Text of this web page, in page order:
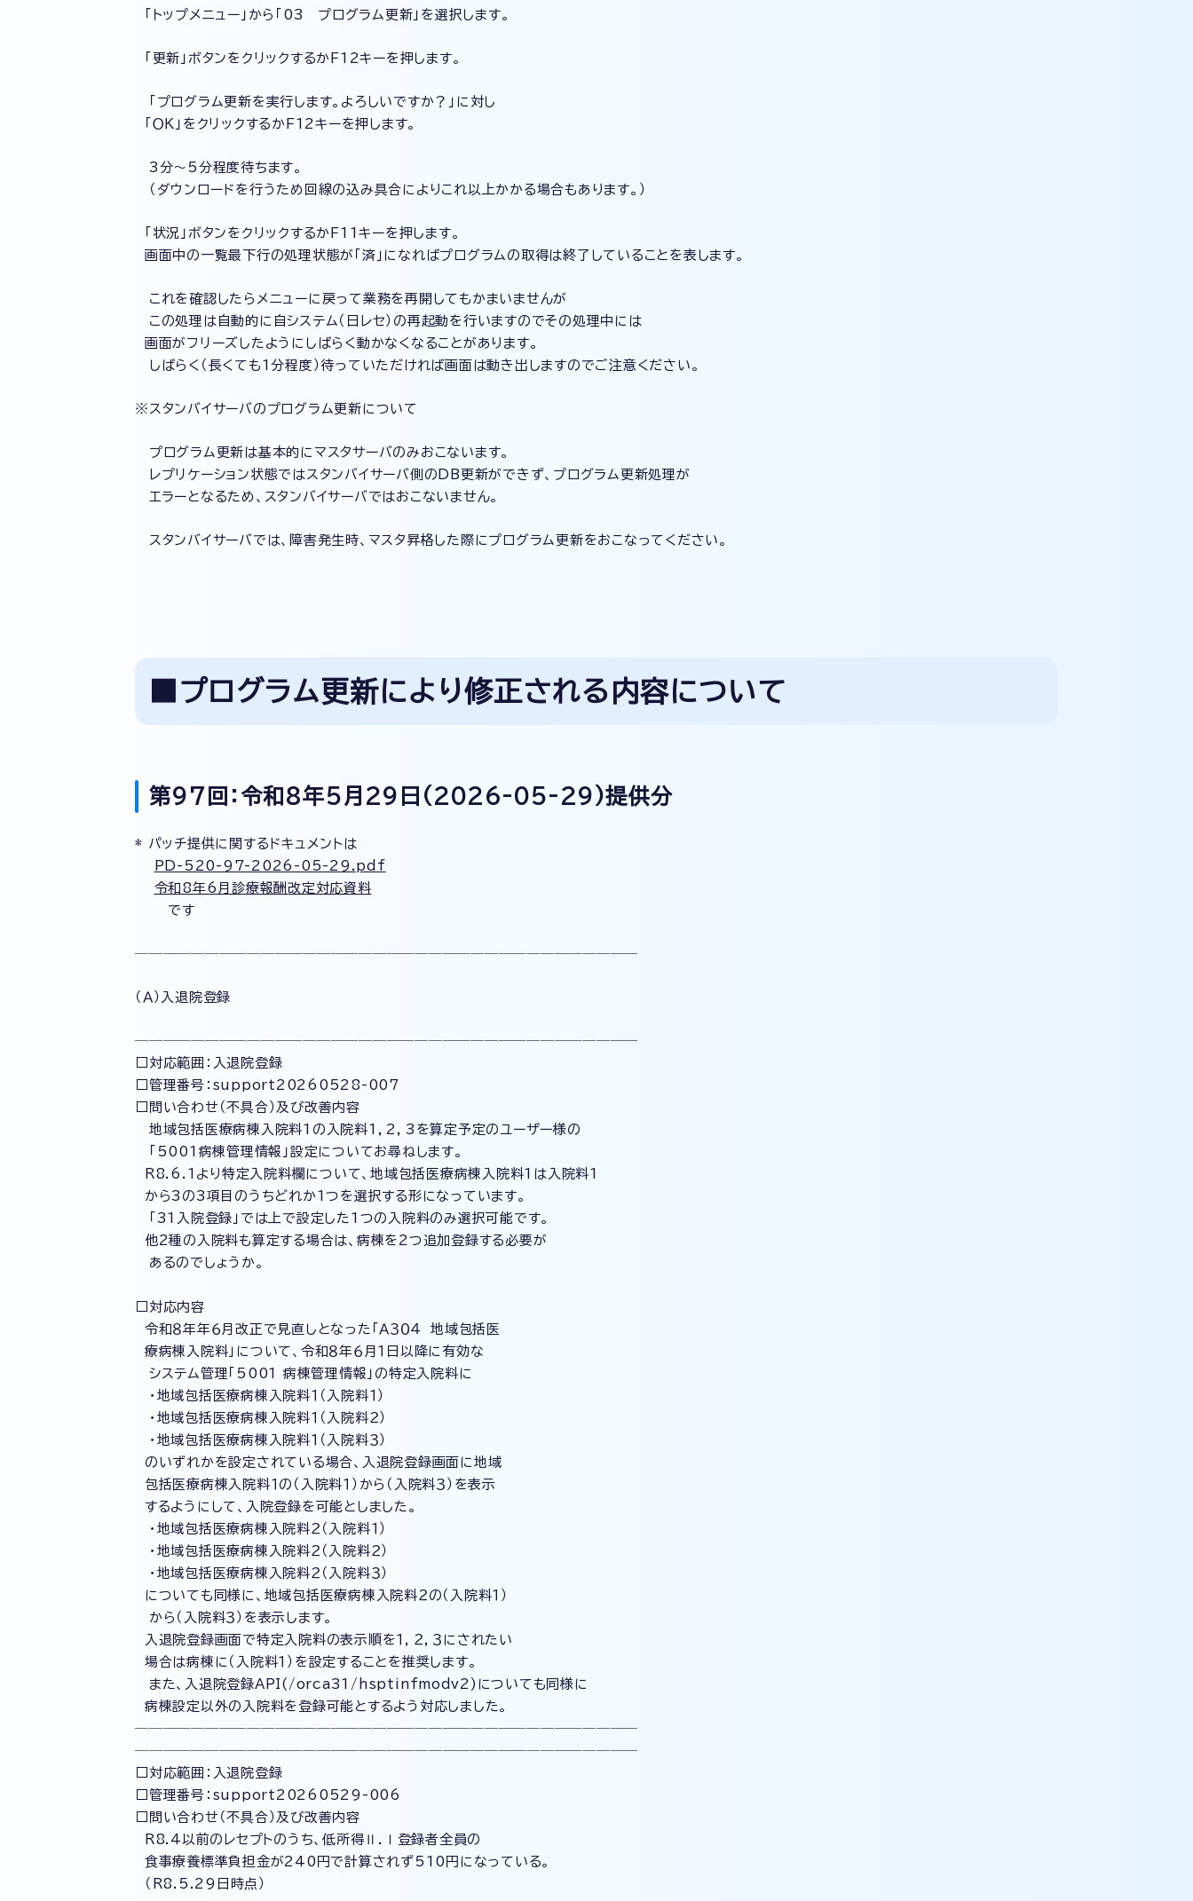
「トップメニュー」から「03 プログラム更新」を選択します。
「更新」ボタンをクリックするかＦ12キーを押します。
「プログラム更新を実行します。よろしいですか？」に対し
「ＯＫ」をクリックするかＦ12キーを押します。
3分〜5分程度待ちます。
（ダウンロードを行うため回線の込み具合によりこれ以上かかる場合もあります。）
「状況」ボタンをクリックするかＦ11キーを押します。
画面中の一覧最下行の処理状態が「済」になればプログラムの取得は終了していることを表します。
これを確認したらメニューに戻って業務を再開してもかまいませんが
この処理は自動的に自システム（日レセ）の再起動を行いますのでその処理中には
画面がフリーズしたようにしばらく動かなくなることがあります。
しばらく（長くても1分程度）待っていただければ画面は動き出しますのでご注意ください。
※スタンバイサーバのプログラム更新について
プログラム更新は基本的にマスタサーバのみおこないます。
レプリケーション状態ではスタンバイサーバ側のDB更新ができず、プログラム更新処理が
エラーとなるため、スタンバイサーバではおこないません。
スタンバイサーバでは、障害発生時、マスタ昇格した際にプログラム更新をおこなってください。
■プログラム更新により修正される内容について
第97回：令和8年5月29日(2026-05-29 )提供分
* パッチ提供に関するドキュメントは
PD-520-97-2026-05-29.pdf
令和8年6月診療報酬改定対応資料
です
────────────────────────────────────
（Ａ）入退院登録
────────────────────────────────────
□対応範囲：入退院登録
□管理番号：support20260528-007
□問い合わせ（不具合）及び改善内容
地域包括医療病棟入院料1の入院料1，2，3を算定予定のユーザー様の
「5001病棟管理情報」設定についてお尋ねします。
R8.6.1より特定入院料欄について、地域包括医療病棟入院料1は入院料1
から3の3項目のうちどれか1つを選択する形になっています。
「31入院登録」では上で設定した1つの入院料のみ選択可能です。
他2種の入院料も算定する場合は、病棟を2つ追加登録する必要が
あるのでしょうか。
□対応内容
令和８年年６月改正で見直しとなった「Ａ３０４ 地域包括医
療病棟入院料」について、令和８年６月１日以降に有効な
システム管理「5001 病棟管理情報」の特定入院料に
・地域包括医療病棟入院料１（入院料１）
・地域包括医療病棟入院料１（入院料２）
・地域包括医療病棟入院料１（入院料３）
のいずれかを設定されている場合、入退院登録画面に地域
包括医療病棟入院料１の（入院料１）から（入院料３）を表示
するようにして、入院登録を可能としました。
・地域包括医療病棟入院料２（入院料１）
・地域包括医療病棟入院料２（入院料２）
・地域包括医療病棟入院料２（入院料３）
についても同様に、地域包括医療病棟入院料２の（入院料１）
から（入院料３）を表示します。
入退院登録画面で特定入院料の表示順を１，２，３にされたい
場合は病棟に（入院料１）を設定することを推奨します。
また、入退院登録API(/orca31/hsptinfmodv2)についても同様に
病棟設定以外の入院料を登録可能とするよう対応しました。
────────────────────────────────────
────────────────────────────────────
□対応範囲：入退院登録
□管理番号：support20260529-006
□問い合わせ（不具合）及び改善内容
R8.4以前のレセプトのうち、低所得Ⅱ.Ⅰ登録者全員の
食事療養標準負担金が240円で計算されず510円になっている。
（R8.5.29日時点）